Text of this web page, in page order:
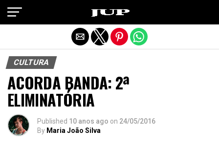
CULTURA
ACORDA BANDA: 2ª
ELIMINATÓRIA
Published 10 anos ago on 24/05/2016
By Maria João Silva
Exit mobile version